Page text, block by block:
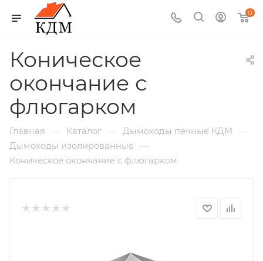
0
Коническое
окончание с
флюгарком
Главная — Каталог — Дымоходы печные КДМ —
Дымоходы изолированные —
Коническое окончание с флюгарком